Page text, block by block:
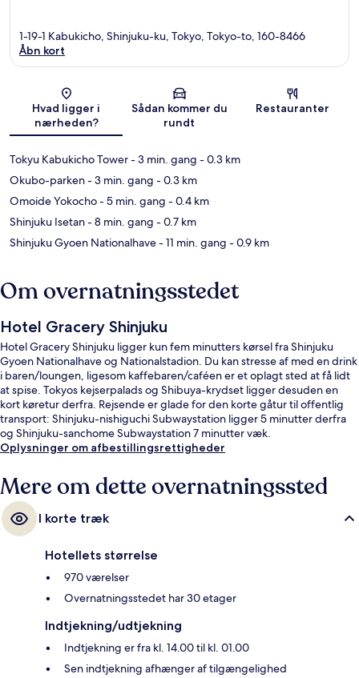
Kort
1-19-1 Kabukicho, Shinjuku-ku, Tokyo, Tokyo-to, 160-8466
Åbn kort
Hvad ligger i
nærheden?
Sådan kommer du
rundt
Restauranter
Tokyu Kabukicho Tower- 3 min. gang - 0.3 km
Okubo-parken- 3 min. gang - 0.3 km
Omoide Yokocho- 5 min. gang - 0.4 km
Shinjuku Isetan- 8 min. gang - 0.7 km
Shinjuku Gyoen Nationalhave- 11 min. gang - 0.9 km
Om overnatningsstedet
Hotel Gracery Shinjuku
Hotel Gracery Shinjuku ligger kun fem minutters kørsel fra Shinjuku
Gyoen Nationalhave og Nationalstadion. Du kan stresse af med en drink
i baren/loungen, ligesom kaffebaren/caféen er et oplagt sted at få lidt
at spise. Tokyos kejserpalads og Shibuya-krydset ligger desuden en
kort køretur derfra. Rejsende er glade for den korte gåtur til offentlig
transport: Shinjuku-nishiguchi Subwaystation ligger 5 minutter derfra
og Shinjuku-sanchome Subwaystation 7 minutter væk.
Oplysninger om afbestillingsrettigheder
Mere om dette overnatningssted
I korte træk
Hotellets størrelse
970 værelser
Overnatningsstedet har 30 etager
Indtjekning/udtjekning
Indtjekning er fra kl. 14.00 til kl. 01.00
Sen indtjekning afhænger af tilgængelighed